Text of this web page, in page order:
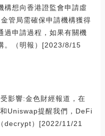
構想向香港證監會申請虛
管局需確保申請機構獲得
過申請過程，如果有關機
。（明報）[2023/8/15
影響:金色財經報道，在
Uniswap提醒我們，DeFi
decrypt）[2022/11/21